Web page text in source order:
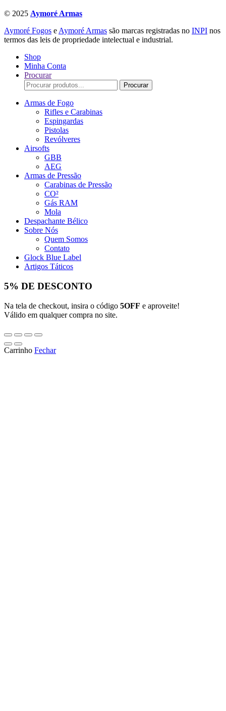
© 2025 Aymoré Armas
Aymoré Fogos e Aymoré Armas são marcas registradas no INPI nos
termos das leis de propriedade intelectual e industrial.
Shop
Minha Conta
Procurar
Procurar
por:
Procurar
Armas de Fogo
Rifles e Carabinas
Espingardas
Pistolas
Revólveres
Airsofts
GBB
AEG
Armas de Pressão
Carabinas de Pressão
CO²
Gás RAM
Mola
Despachante Bélico
Sobre Nós
Quem Somos
Contato
Glock Blue Label
Artigos Táticos
5% DE DESCONTO
Na tela de checkout, insira o código 5OFF e aproveite!
Válido em qualquer compra no site.
Carrinho Fechar